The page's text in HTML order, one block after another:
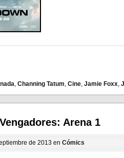
, Channing Tatum, Cine, Jamie Foxx,
Arena 1
de 2013 en Cómics